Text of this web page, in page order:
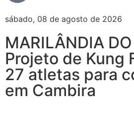
sábado, 08 de agosto de 2026
MARILÂNDIA
Projeto de Kung
27 atletas para
em Cambira